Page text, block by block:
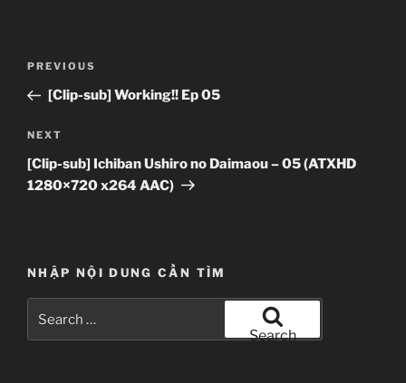
Previous
Post
PREVIOUS
[Clip-sub] Working!! Ep 05
Next
Post
NEXT
[Clip-sub] Ichiban Ushiro no Daimaou – 05 (ATXHD
1280×720 x264 AAC)
NHẬP NỘI DUNG CẦN TÌM
for:
Search